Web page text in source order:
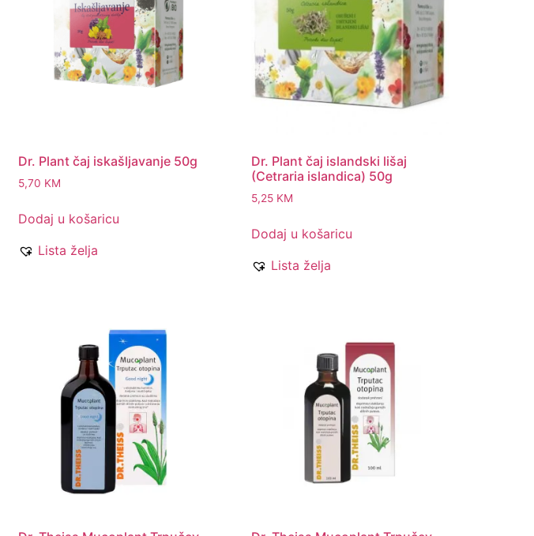
Dr. Plant čaj iskašljavanje 50g
5,70 KM
Dodaj u košaricu
Lista želja
Dr. Plant čaj islandski lišaj
(Cetraria islandica) 50g
5,25 KM
Dodaj u košaricu
Lista želja